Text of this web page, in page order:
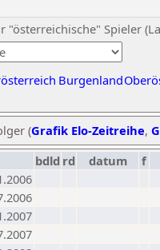
"österreichische" Spieler
Burgenland
(Grafik Elo-Zeitreihe,
bdld rd datum f